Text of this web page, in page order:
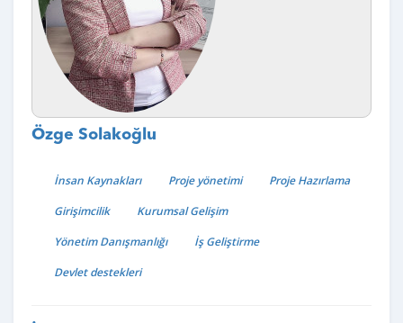
Özge Solakoğlu
İnsan Kaynakları Proje yönetimi
Proje Hazırlama
Girişimcilik
Kurumsal Gelişim
Yönetim Danışmanlığı
İş Geliştirme
Devlet destekleri